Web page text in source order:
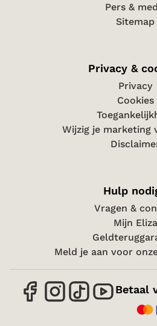
Pers &
Sitemap
Privacy &
Privacy
Cookies
Wijzig je marketing
Hulp
Vragen &
Mijn Eliza
Meld je aan voor
Betaal